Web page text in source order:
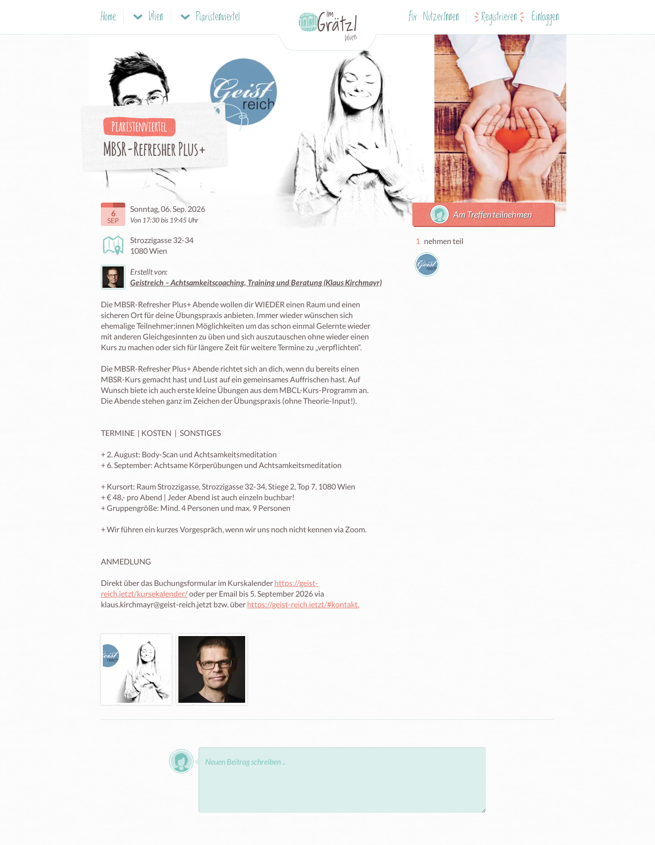
Home Wien Piaristenviertel Für NutzerInnen Registrieren Einloggen
Piaristenviertel
MBSR-Refresher Plus+
6
SEP
Sonntag, 06. Sep. 2026
Von 17:30 bis 19:45 Uhr
Strozzigasse 32-34
1080 Wien
Erstellt von:
Geistreich – Achtsamkeitscoaching, Training und Beratung (Klaus Kirchmayr)
Die MBSR-Refresher Plus+ Abende wollen dir WIEDER einen Raum und einen
sicheren Ort für deine Übungspraxis anbieten. Immer wieder wünschen sich
ehemalige Teilnehmer:innen Möglichkeiten um das schon einmal Gelernte wieder
mit anderen Gleichgesinnten zu üben und sich auszutauschen ohne wieder einen
Kurs zu machen oder sich für längere Zeit für weitere Termine zu „verpflichten“.
Die MBSR-Refresher Plus+ Abende richtet sich an dich, wenn du bereits einen
MBSR-Kurs gemacht hast und Lust auf ein gemeinsames Auffrischen hast. Auf
Wunsch biete ich auch erste kleine Übungen aus dem MBCL-Kurs-Programm an.
Die Abende stehen ganz im Zeichen der Übungspraxis (ohne Theorie-Input!).
TERMINE  | KOSTEN  |  SONSTIGES
+ 2. August: Body-Scan und Achtsamkeitsmeditation
+ 6. September: Achtsame Körperübungen und Achtsamkeitsmeditation
+ Kursort: Raum Strozzigasse, Strozzigasse 32-34, Stiege 2, Top 7, 1080 Wien
+ € 48,- pro Abend | Jeder Abend ist auch einzeln buchbar!
+ Gruppengröße: Mind. 4 Personen und max. 9 Personen
+ Wir führen ein kurzes Vorgespräch, wenn wir uns noch nicht kennen via Zoom.
ANMEDLUNG
Direkt über das Buchungsformular im Kurskalender https://geist-
reich.jetzt/kursekalender/ oder per Email bis 5. September 2026 via
klaus.kirchmayr@geist-reich.jetzt bzw. über https://geist-reich.jetzt/#kontakt.
Am Treffen teilnehmen
1 nehmen teil